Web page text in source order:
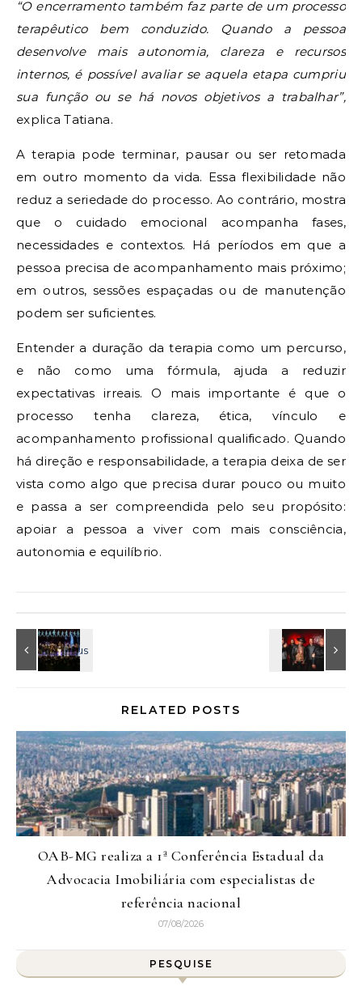
“O encerramento também faz parte de um processo
terapêutico bem conduzido. Quando a pessoa
desenvolve mais autonomia, clareza e recursos
internos, é possível avaliar se aquela etapa cumpriu
sua função ou se há novos objetivos a trabalhar”,
explica Tatiana.
A terapia pode terminar, pausar ou ser retomada
em outro momento da vida. Essa flexibilidade não
reduz a seriedade do processo. Ao contrário, mostra
que o cuidado emocional acompanha fases,
necessidades e contextos. Há períodos em que a
pessoa precisa de acompanhamento mais próximo;
em outros, sessões espaçadas ou de manutenção
podem ser suficientes.
Entender a duração da terapia como um percurso,
e não como uma fórmula, ajuda a reduzir
expectativas irreais. O mais importante é que o
processo tenha clareza, ética, vínculo e
acompanhamento profissional qualificado. Quando
há direção e responsabilidade, a terapia deixa de ser
vista como algo que precisa durar pouco ou muito
e passa a ser compreendida pelo seu propósito:
apoiar a pessoa a viver com mais consciência,
autonomia e equilíbrio.
RELATED POSTS
OAB-MG realiza a 1ª Conferência Estadual da
Advocacia Imobiliária com especialistas de
referência nacional
07/08/2026
PESQUISE